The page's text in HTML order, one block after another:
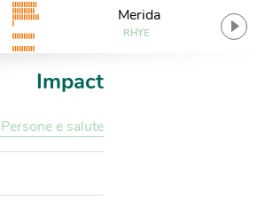
Merida
RHYE
Impact
Persone e salute